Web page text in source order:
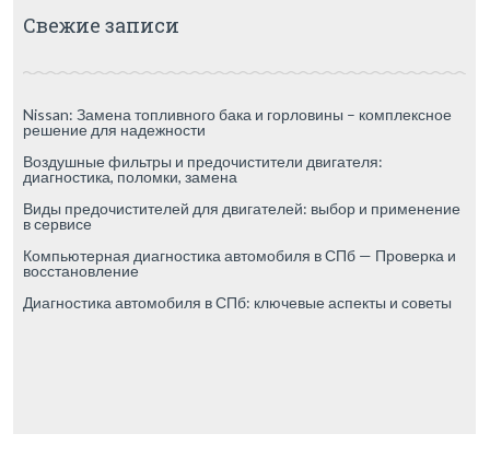
Свежие записи
Nissan: Замена топливного бака и горловины – комплексное
решение для надежности
Воздушные фильтры и предочистители двигателя:
диагностика, поломки, замена
Виды предочистителей для двигателей: выбор и применение
в сервисе
Компьютерная диагностика автомобиля в СПб — Проверка и
восстановление
Диагностика автомобиля в СПб: ключевые аспекты и советы